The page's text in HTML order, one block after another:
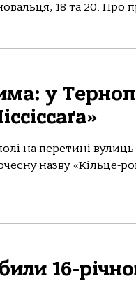
18 тa 20. Прo
у
на перетині
назву «Кільце-
16-